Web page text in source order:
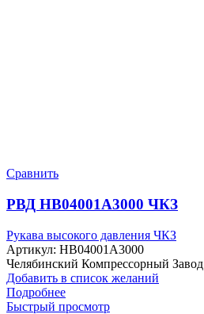
Сравнить
РВД HB04001A3000 ЧКЗ
Рукава высокого давления ЧКЗ
Артикул: HB04001A3000
Челябинский Компрессорный Завод
Добавить в список желаний
Подробнее
Быстрый просмотр